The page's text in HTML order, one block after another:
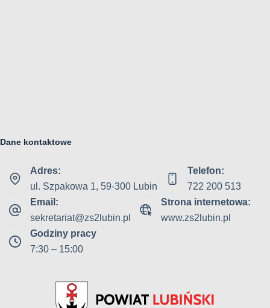
Dane kontaktowe
Adres:
ul. Szpakowa 1, 59-300 Lubin
Telefon:
722 200 513
Email:
sekretariat@zs2lubin.pl
Strona internetowa:
www.zs2lubin.pl
Godziny pracy
7:30 – 15:00